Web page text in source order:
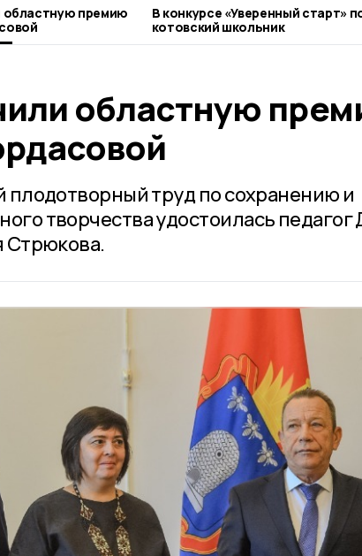
областную премию
В конкурсе «Уверенный старт»
котовский школьник
областную
плодотворный труд по сохранению и
творчества удостоилась педагог
Стрюкова.